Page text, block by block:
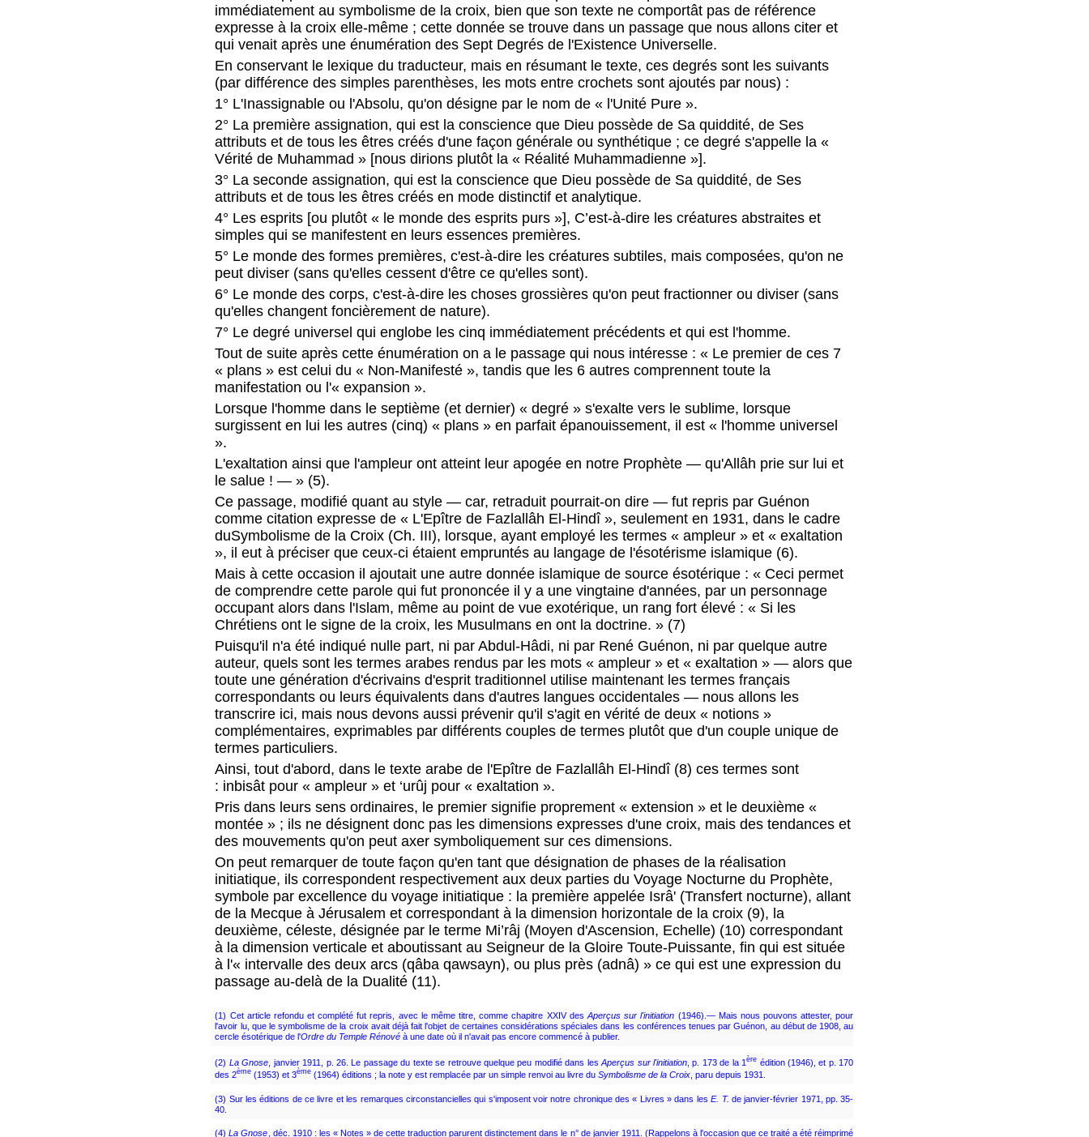
immédiatement au symbolisme de la croix, bien que son texte ne comportât pas de référence
expresse à la croix elle-même ; cette donnée se trouve dans un passage que nous allons citer et
qui venait après une énumération des Sept Degrés de l'Existence Universelle.
En conservant le lexique du traducteur, mais en résumant le texte, ces degrés sont les suivants
(par différence des simples parenthèses, les mots entre crochets sont ajoutés par nous) :
1° L'Inassignable ou l'Absolu, qu'on désigne par le nom de « l'Unité Pure ».
2° La première assignation, qui est la conscience que Dieu possède de Sa quiddité, de Ses
attributs et de tous les êtres créés d'une façon générale ou synthétique ; ce degré s'appelle la «
Vérité de Muhammad » [nous dirions plutôt la « Réalité Muhammadienne »].
3° La seconde assignation, qui est la conscience que Dieu possède de Sa quiddité, de Ses
attributs et de tous les êtres créés en mode distinctif et analytique.
4° Les esprits [ou plutôt « le monde des esprits purs »], C’est-à-dire les créatures abstraites et
simples qui se manifestent en leurs essences premières.
5° Le monde des formes premières, c'est-à-dire les créatures subtiles, mais composées, qu'on ne
peut diviser (sans qu'elles cessent d'être ce qu'elles sont).
6° Le monde des corps, c'est-à-dire les choses grossières qu'on peut fractionner ou diviser (sans
qu'elles changent foncièrement de nature).
7° Le degré universel qui englobe les cinq immédiatement précédents et qui est l'homme.
Tout de suite après cette énumération on a le passage qui nous intéresse : « Le premier de ces 7
« plans » est celui du « Non-Manifesté », tandis que les 6 autres comprennent toute la
manifestation ou l'« expansion ».
Lorsque l'homme dans le septième (et dernier) « degré » s'exalte vers le sublime, lorsque
surgissent en lui les autres (cinq) « plans » en parfait épanouissement, il est « l'homme universel
».
L'exaltation ainsi que l'ampleur ont atteint leur apogée en notre Prophète — qu'Allâh prie sur lui et
le salue ! — » (5).
Ce passage, modifié quant au style — car, retraduit pourrait-on dire — fut repris par Guénon
comme citation expresse de « L'Epître de Fazlallâh El-Hindî », seulement en 1931, dans le cadre
duSymbolisme de la Croix (Ch. III), lorsque, ayant employé les termes « ampleur » et « exaltation
», il eut à préciser que ceux-ci étaient empruntés au langage de l'ésotérisme islamique (6).
Mais à cette occasion il ajoutait une autre donnée islamique de source ésotérique : « Ceci permet
de comprendre cette parole qui fut prononcée il y a une vingtaine d'années, par un personnage
occupant alors dans l'Islam, même au point de vue exotérique, un rang fort élevé : « Si les
Chrétiens ont le signe de la croix, les Musulmans en ont la doctrine. » (7)
Puisqu'il n'a été indiqué nulle part, ni par Abdul-Hâdi, ni par René Guénon, ni par quelque autre
auteur, quels sont les termes arabes rendus par les mots « ampleur » et « exaltation » — alors que
toute une génération d'écrivains d'esprit traditionnel utilise maintenant les termes français
correspondants ou leurs équivalents dans d'autres langues occidentales — nous allons les
transcrire ici, mais nous devons aussi prévenir qu'il s'agit en vérité de deux « notions »
complémentaires, exprimables par différents couples de termes plutôt que d'un couple unique de
termes particuliers.
Ainsi, tout d'abord, dans le texte arabe de l'Epître de Fazlallâh El-Hindî (8) ces termes sont
: inbisât pour « ampleur » et ‘urûj pour « exaltation ».
Pris dans leurs sens ordinaires, le premier signifie proprement « extension » et le deuxième «
montée » ; ils ne désignent donc pas les dimensions expresses d'une croix, mais des tendances et
des mouvements qu'on peut axer symboliquement sur ces dimensions.
On peut remarquer de toute façon qu'en tant que désignation de phases de la réalisation
initiatique, ils correspondent respectivement aux deux parties du Voyage Nocturne du Prophète,
symbole par excellence du voyage initiatique : la première appelée Isrâ' (Transfert nocturne), allant
de la Mecque à Jérusalem et correspondant à la dimension horizontale de la croix (9), la
deuxième, céleste, désignée par le terme Mi’râj (Moyen d'Ascension, Echelle) (10) correspondant
à la dimension verticale et aboutissant au Seigneur de la Gloire Toute-Puissante, fin qui est située
à l'« intervalle des deux arcs (qâba qawsayn), ou plus près (adnâ) » ce qui est une expression du
passage au-delà de la Dualité (11).
(1) Cet article refondu et complété fut repris, avec le même titre, comme chapitre XXIV des Aperçus sur l'initiation (1946).— Mais nous pouvons attester, pour
l'avoir lu, que le symbolisme de la croix avait déjà fait l'objet de certaines considérations spéciales dans les conférences tenues par Guénon, au début de 1908, au
cercle ésotérique de l'Ordre du Temple Rénové à une date où il n'avait pas encore commencé à publier.
(2) La Gnose , janvier 1911, p. 26. Le passage du texte se retrouve quelque peu modifié dans les Aperçus sur l'initiation , p. 173 de la 1ère édition (1946), et p. 170
des 2ème (1953) et 3ème (1964) éditions ; la note y est remplacée par un simple renvoi au livre du Symbolisme de la Croix, paru depuis 1931.
(3) Sur les éditions de ce livre et les remarques circonstancielles qui s'imposent voir notre chronique des « Livres » dans les E. T. de janvier-février 1971, pp. 35-
40.
(4) La Gnose , déc. 1910 : les « Notes » de cette traduction parurent distinctement dans le n° de janvier 1911. (Rappelons à l'occasion que ce traité a été réimprimé